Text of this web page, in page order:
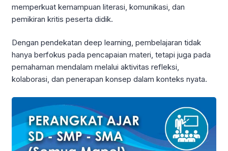
memperkuat kemampuan literasi, komunikasi, dan
pemikiran kritis peserta didik.
Dengan pendekatan deep learning, pembelajaran tidak
hanya berfokus pada pencapaian materi, tetapi juga pada
pemahaman mendalam melalui aktivitas refleksi,
kolaborasi, dan penerapan konsep dalam konteks nyata.